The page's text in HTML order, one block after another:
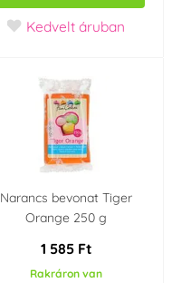
Kedvelt áruban
Narancs bevonat Tiger
Orange 250 g
1 585 Ft
Rakráron van